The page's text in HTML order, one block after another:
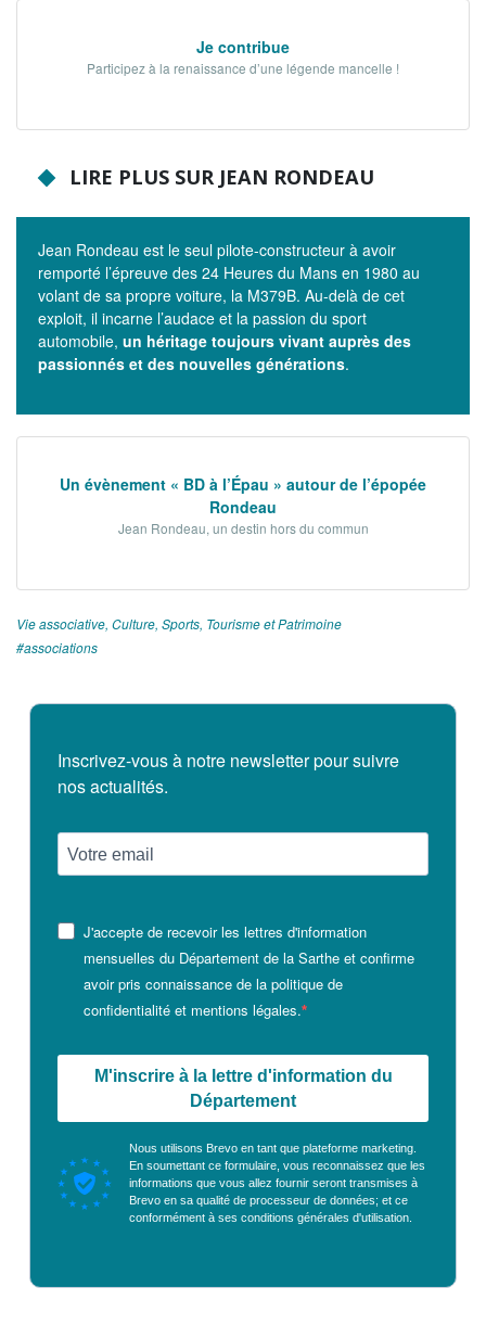
Je contribue
Participez à la renaissance d’une légende mancelle !
LIRE PLUS SUR JEAN RONDEAU
Jean Rondeau est le seul pilote-constructeur à avoir
remporté l’épreuve des 24 Heures du Mans en 1980 au
volant de sa propre voiture, la M379B. Au-delà de cet
exploit, il incarne l’audace et la passion du sport
automobile, un héritage toujours vivant auprès des
passionnés et des nouvelles générations.
Un évènement « BD à l’Épau » autour de l’épopée
Rondeau
Jean Rondeau, un destin hors du commun
Vie associative, Culture, Sports, Tourisme et Patrimoine
associations
Inscrivez-vous à notre newsletter pour suivre
nos actualités.
J'accepte de recevoir les lettres d'information
mensuelles du Département de la Sarthe et confirme
avoir pris connaissance de la politique de
confidentialité et mentions légales.
M'inscrire à la lettre d'information du
Département
Nous utilisons Brevo en tant que plateforme marketing.
En soumettant ce formulaire, vous reconnaissez que les
informations que vous allez fournir seront transmises à
Brevo en sa qualité de processeur de données; et ce
conformément à ses conditions générales d'utilisation.